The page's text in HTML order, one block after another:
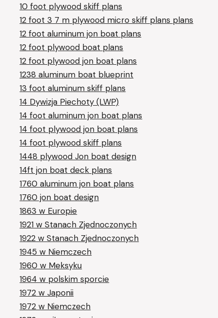
10 foot plywood skiff plans
12 foot 3 7 m plywood micro skiff plans plans
12 foot aluminum jon boat plans
12 foot plywood boat plans
12 foot plywood jon boat plans
1238 aluminum boat blueprint
13 foot aluminum skiff plans
14 Dywizja Piechoty (LWP)
14 foot aluminum jon boat plans
14 foot plywood jon boat plans
14 foot plywood skiff plans
1448 plywood Jon boat design
14ft jon boat deck plans
1760 aluminum jon boat plans
1760 jon boat design
1863 w Europie
1921 w Stanach Zjednoczonych
1922 w Stanach Zjednoczonych
1945 w Niemczech
1960 w Meksyku
1964 w polskim sporcie
1972 w Japonii
1972 w Niemczech